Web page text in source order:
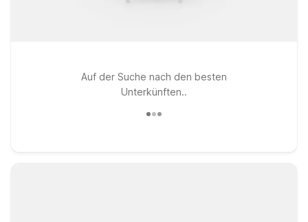
Auf der Suche nach den besten
Unterkünften..